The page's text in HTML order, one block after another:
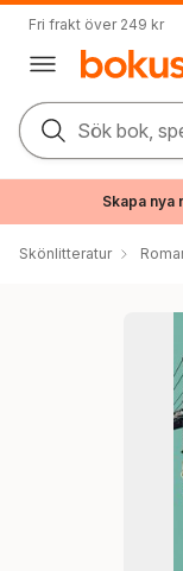
Fri frakt över 249 kr
Sök bok,
Skapa nya
Skönlitteratur